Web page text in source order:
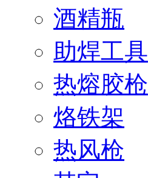
酒精瓶
助焊工具
热熔胶枪
烙铁架
热风枪